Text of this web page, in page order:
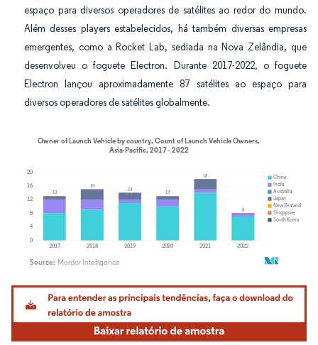
espaço para diversos operadores de satélites ao redor do mundo.
Além desses players estabelecidos, há também diversas empresas
emergentes, como a Rocket Lab, sediada na Nova Zelândia, que
desenvolveu o foguete Electron. Durante 2017-2022, o foguete
Electron lançou aproximadamente 87 satélites ao espaço para
diversos operadores de satélites globalmente.
Imagem © Mordor Intelligence. O reuso requer atribuição conforme CC BY 4.0.